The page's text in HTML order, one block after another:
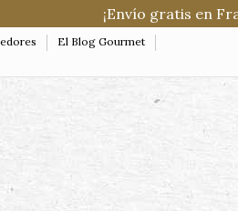
¡Envío gratis en
El Blog Gourmet